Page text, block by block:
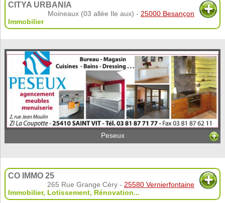
CITYA URBANIA
Moineaux (03 allée Ile aux) - 25000 Besançon
Immobilier
Peseux
CO IMMO 25
265 Rue Grange Céry - 25580 Vernierfontaine
Immobilier, Lotissement, Rénovation...